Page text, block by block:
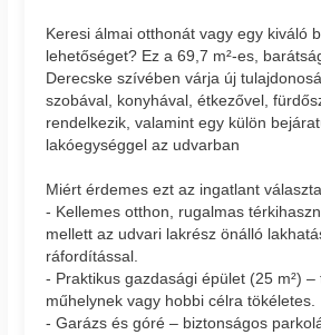
Keresi álmai otthonát vagy egy kiváló
lehetőséget? Ez a 69,7 m²-es,
Derecske szívében várja új
szobával, konyhával, étkezővel,
rendelkezik, valamint egy külön
lakóegységgel az udvarban
Miért érdemes ezt az ingatlant
- Kellemes otthon, rugalmas
mellett az udvari lakrész önálló
ráfordítással.
- Praktikus gazdasági épület (25 m²) –
műhelynek vagy hobbi célra tökéletes.
- Garázs és góré – biztonságos